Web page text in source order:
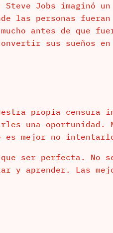
Jobs imaginó
las personas
antes de que
sus sueños
propia censura
una oportunidad.
mejor no
ser perfecta. No
aprender. Las